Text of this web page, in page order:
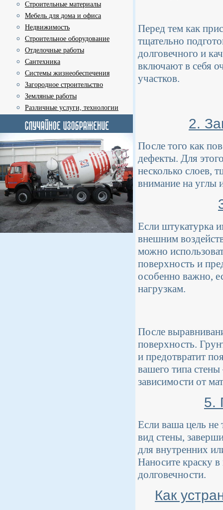
Строительные материалы
Мебель для дома и офиса
Недвижимость
Строительное оборудование
Отделочные работы
Сантехника
Системы жизнеобеспечения
Загородное строительство
Земляные работы
Различные услуги, технологии
Перед тем как
тщательно
долговечного и
включают в себя
участков.
2.
После того как
дефекты. Для
несколько слоев,
внимание на углы
Если штукатурка
внешним
можно
поверхность и
особенно важно,
нагрузкам.
После
поверхность.
и предотвратит
вашего типа
зависимости от
5.
Если ваша цель не
вид стены,
для внутренних
Наносите краску
долговечности.
Как